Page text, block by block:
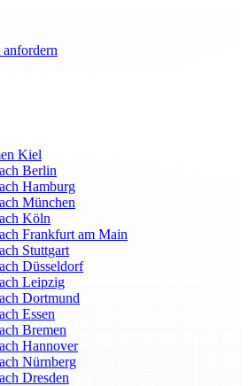
Kiel
Berlin
Hamburg
München
Köln
Frankfurt am Main
Stuttgart
Düsseldorf
Leipzig
Dortmund
Essen
Bremen
Hannover
Nürnberg
Dresden